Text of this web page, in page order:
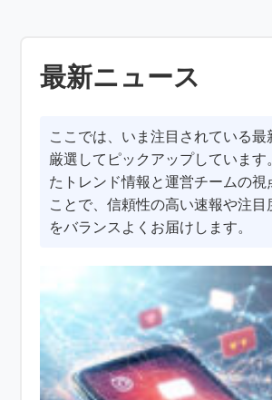
最新ニュース
ここでは、いま注目されている最
厳選してピックアップしています
たトレンド情報と運営チームの視
ことで、信頼性の高い速報や注目
をバランスよくお届けします。